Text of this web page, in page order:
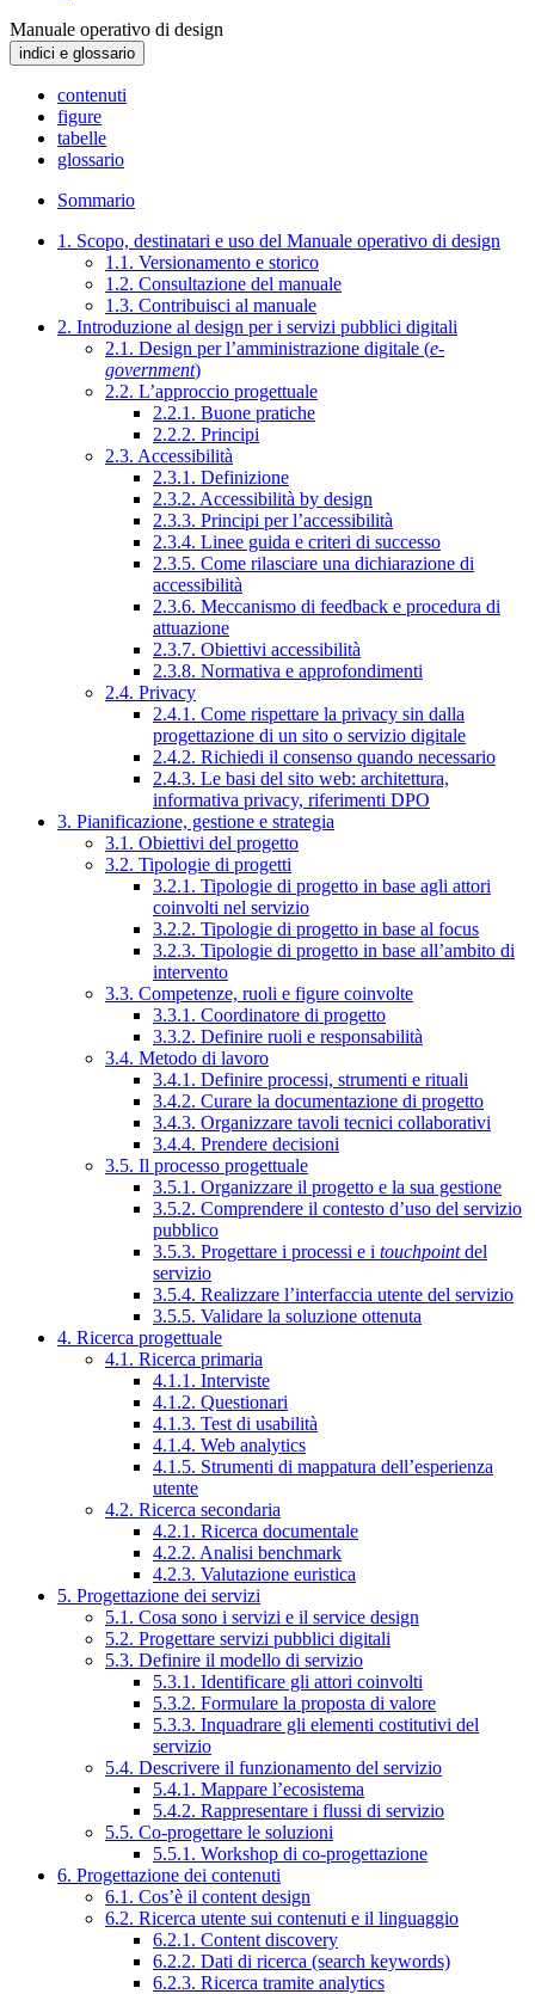
Manuale operativo di design
indici e glossario
contenuti
figure
tabelle
glossario
Sommario
1. Scopo, destinatari e uso del Manuale operativo di design
1.1. Versionamento e storico
1.2. Consultazione del manuale
1.3. Contribuisci al manuale
2. Introduzione al design per i servizi pubblici digitali
2.1. Design per l’amministrazione digitale (e-
government)
2.2. L’approccio progettuale
2.2.1. Buone pratiche
2.2.2. Principi
2.3. Accessibilità
2.3.1. Definizione
2.3.2. Accessibilità by design
2.3.3. Principi per l’accessibilità
2.3.4. Linee guida e criteri di successo
2.3.5. Come rilasciare una dichiarazione di
accessibilità
2.3.6. Meccanismo di feedback e procedura di
attuazione
2.3.7. Obiettivi accessibilità
2.3.8. Normativa e approfondimenti
2.4. Privacy
2.4.1. Come rispettare la privacy sin dalla
progettazione di un sito o servizio digitale
2.4.2. Richiedi il consenso quando necessario
2.4.3. Le basi del sito web: architettura,
informativa privacy, riferimenti DPO
3. Pianificazione, gestione e strategia
3.1. Obiettivi del progetto
3.2. Tipologie di progetti
3.2.1. Tipologie di progetto in base agli attori
coinvolti nel servizio
3.2.2. Tipologie di progetto in base al focus
3.2.3. Tipologie di progetto in base all’ambito di
intervento
3.3. Competenze, ruoli e figure coinvolte
3.3.1. Coordinatore di progetto
3.3.2. Definire ruoli e responsabilità
3.4. Metodo di lavoro
3.4.1. Definire processi, strumenti e rituali
3.4.2. Curare la documentazione di progetto
3.4.3. Organizzare tavoli tecnici collaborativi
3.4.4. Prendere decisioni
3.5. Il processo progettuale
3.5.1. Organizzare il progetto e la sua gestione
3.5.2. Comprendere il contesto d’uso del servizio
pubblico
3.5.3. Progettare i processi e i touchpointdel
servizio
3.5.4. Realizzare l’interfaccia utente del servizio
3.5.5. Validare la soluzione ottenuta
4. Ricerca progettuale
4.1. Ricerca primaria
4.1.1. Interviste
4.1.2. Questionari
4.1.3. Test di usabilità
4.1.4. Web analytics
4.1.5. Strumenti di mappatura dell’esperienza
utente
4.2. Ricerca secondaria
4.2.1. Ricerca documentale
4.2.2. Analisi benchmark
4.2.3. Valutazione euristica
5. Progettazione dei servizi
5.1. Cosa sono i servizi e il service design
5.2. Progettare servizi pubblici digitali
5.3. Definire il modello di servizio
5.3.1. Identificare gli attori coinvolti
5.3.2. Formulare la proposta di valore
5.3.3. Inquadrare gli elementi costitutivi del
servizio
5.4. Descrivere il funzionamento del servizio
5.4.1. Mappare l’ecosistema
5.4.2. Rappresentare i flussi di servizio
5.5. Co-progettare le soluzioni
5.5.1. Workshop di co-progettazione
6. Progettazione dei contenuti
6.1. Cos’è il content design
6.2. Ricerca utente sui contenuti e il linguaggio
6.2.1. Content discovery
6.2.2. Dati di ricerca (search keywords)
6.2.3. Ricerca tramite analytics